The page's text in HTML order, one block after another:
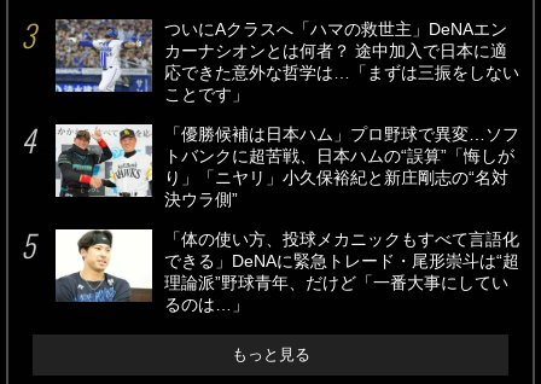
ついにAクラスへ「ハマの救世主」DeNAエン
カーナシオンとは何者？ 途中加入で日本に適
応できた意外な哲学は…「まずは三振をしない
ことです」
「優勝候補は日本ハム」プロ野球で異変…ソフ
トバンクに超苦戦、日本ハムの“誤算”「悔しが
り」「ニヤリ」小久保裕紀と新庄剛志の“名対
決ウラ側”
「体の使い方、投球メカニックもすべて言語化
できる」DeNAに緊急トレード・尾形崇斗は“超
理論派”野球青年、だけど「一番大事にしてい
るのは…」
もっと見る